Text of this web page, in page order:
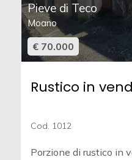
Pieve di Teco
Moano
€ 70.000
Rustico in
Cod. 1012
Porzione di rustico in